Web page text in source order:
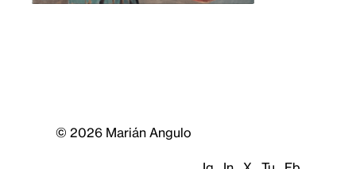
© 2026 Marián Angulo